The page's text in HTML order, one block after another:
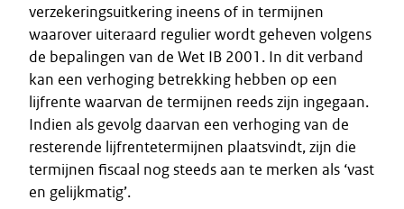
verzekeringsuitkering ineens of in termijnen
waarover uiteraard regulier wordt geheven volgens
de bepalingen van de Wet IB 2001. In dit verband
kan een verhoging betrekking hebben op een
lijfrente waarvan de termijnen reeds zijn ingegaan.
Indien als gevolg daarvan een verhoging van de
resterende lijfrentetermijnen plaatsvindt, zijn die
termijnen fiscaal nog steeds aan te merken als ‘vast
en gelijkmatig’.